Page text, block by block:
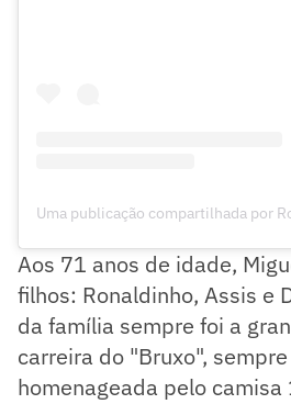
Aos 71 anos de idade,
filhos: Ronaldinho, Assis e
da família sempre foi a
carreira do "Bruxo",
homenageada pelo camisa